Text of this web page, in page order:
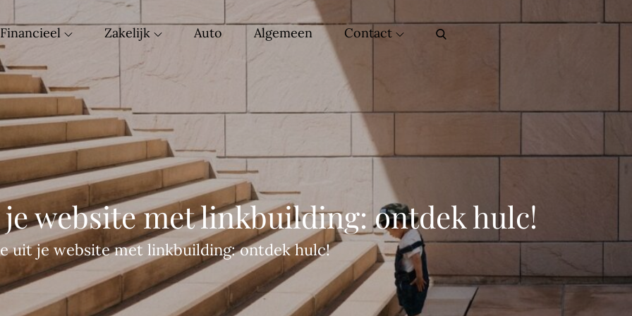
Financieel Zakelijk Auto Algemeen Contact
website met linkbuilding: ontdek hulc!
uit je website met linkbuilding: ontdek hulc!